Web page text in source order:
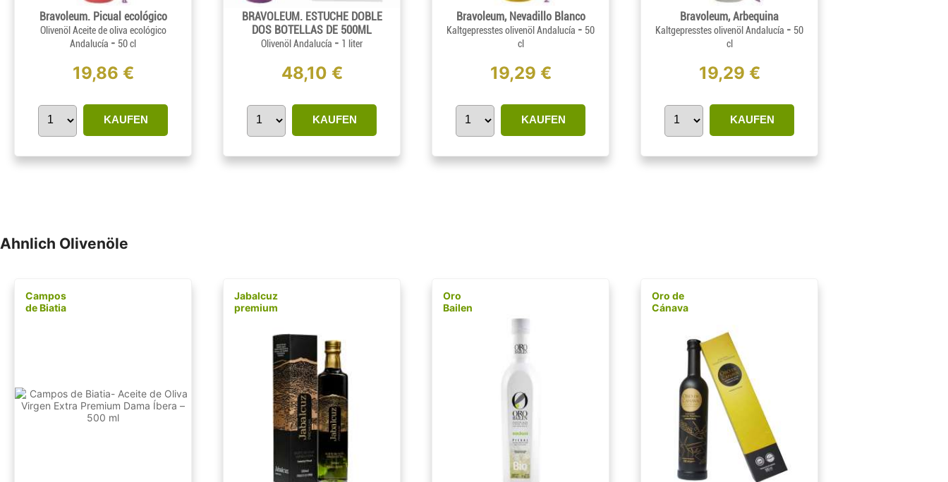
Bravoleum. Picual ecológico
Olivenöl Aceite de oliva ecológico
Andalucía - 50 cl
19,86 €
KAUFEN
BRAVOLEUM. ESTUCHE DOBLE
DOS BOTELLAS DE 500ML
Olivenöl Andalucía - 1 liter
48,10 €
KAUFEN
Bravoleum, Nevadillo Blanco
Kaltgepresstes olivenöl Andalucía - 50
cl
19,29 €
KAUFEN
Bravoleum, Arbequina
Kaltgepresstes olivenöl Andalucía - 50
cl
19,29 €
KAUFEN
Ahnlich Olivenöle
Campos
de Biatia
Jabalcuz
premium
Oro
Bailen
Oro de
Cánava